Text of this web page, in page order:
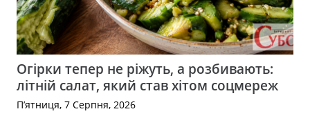
Огірки тепер не ріжуть, а розбивають:
літній салат, який став хітом соцмереж
П’ятниця, 7 Серпня, 2026